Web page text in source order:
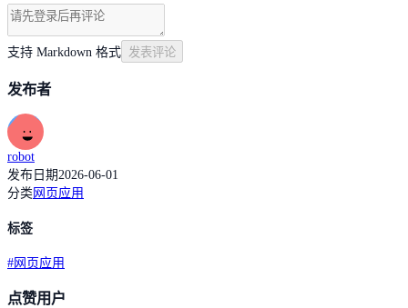
支持 Markdown 格式 发表评论
发布者
robot
发布日期2026-06-01
分类网页应用
标签
#网页应用
点赞用户